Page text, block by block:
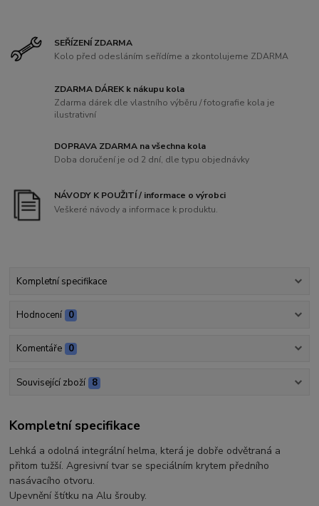
SEŘÍZENÍ ZDARMA
Kolo před odesláním seřídíme a zkontolujeme ZDARMA
ZDARMA DÁREK k nákupu kola
Zdarma dárek dle vlastního výběru / fotografie kola je
ilustrativní
DOPRAVA ZDARMA na všechna kola
Doba doručení je od 2 dní, dle typu objednávky
NÁVODY K POUŽITÍ / informace o výrobci
Veškeré návody a informace k produktu.
Kompletní specifikace
Hodnocení 0
Komentáře 0
Související zboží 8
Kompletní specifikace
Lehká a odolná integrální helma, která je dobře odvětraná a
přitom tužší. Agresivní tvar se speciálním krytem předního
nasávacího otvoru.
Upevnění štítku na Alu šrouby.